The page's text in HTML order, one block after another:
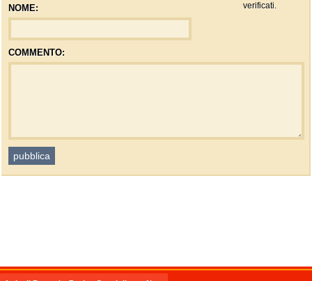
verificati.
NOME:
COMMENTO: